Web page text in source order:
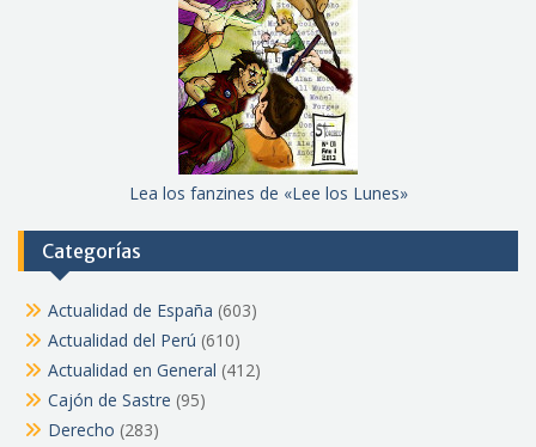
Lea los fanzines de «Lee los Lunes»
Categorías
Actualidad de España (603)
Actualidad del Perú (610)
Actualidad en General (412)
Cajón de Sastre (95)
Derecho (283)